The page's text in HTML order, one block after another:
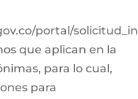
portal/
que aplican en la
para lo cual,
para